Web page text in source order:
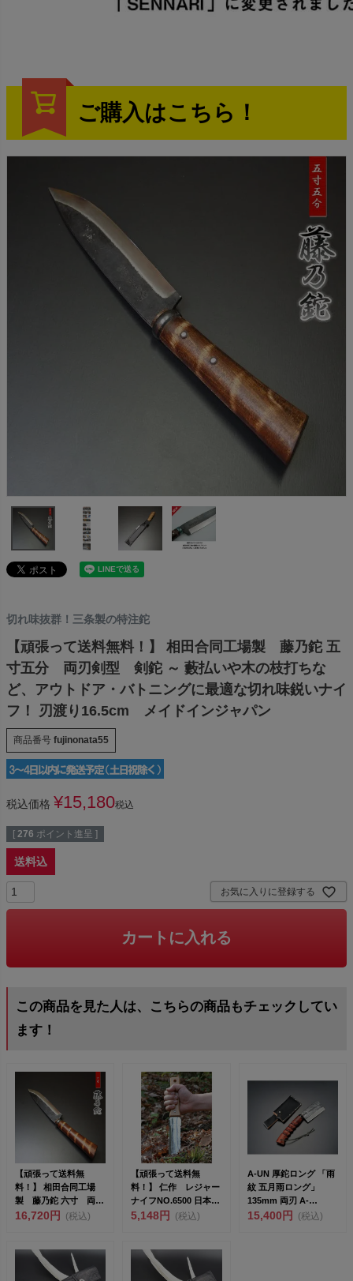
ご購入はこちら！
切れ味抜群！三条製の特注鉈
【頑張って送料無料！】 相田合同工場製 藤乃鉈 五
寸五分 両刃剣型 剣鉈 ～ 藪払いや木の枝打ちな
ど、アウトドア・バトニングに最適な切れ味鋭いナイ
フ！ 刃渡り16.5cm メイドインジャパン
商品番号 fujinonata55
税込価格 ¥15,180税込
[ 276 ポイント進呈 ]
送料込
お気に入りに登録する
カートに入れる
この商品を見た人は、こちらの商品もチェックしてい
ます！
【頑張って送料無
料！】 相田合同工場
製 藤乃鉈 六寸 両刃
剣型 剣鉈 ～ 藪払い
16,720円 (税込)
【頑張って送料無
料！】 仁作 レジャー
ナイフNO.6500 日本の
狩猟文化が生んだ掘...
5,148円 (税込)
A-UN 厚鉈ロング 「雨
紋 五月雨ロング」
135mm 両刃 A-
5<br&g...
15,400円 (税込)